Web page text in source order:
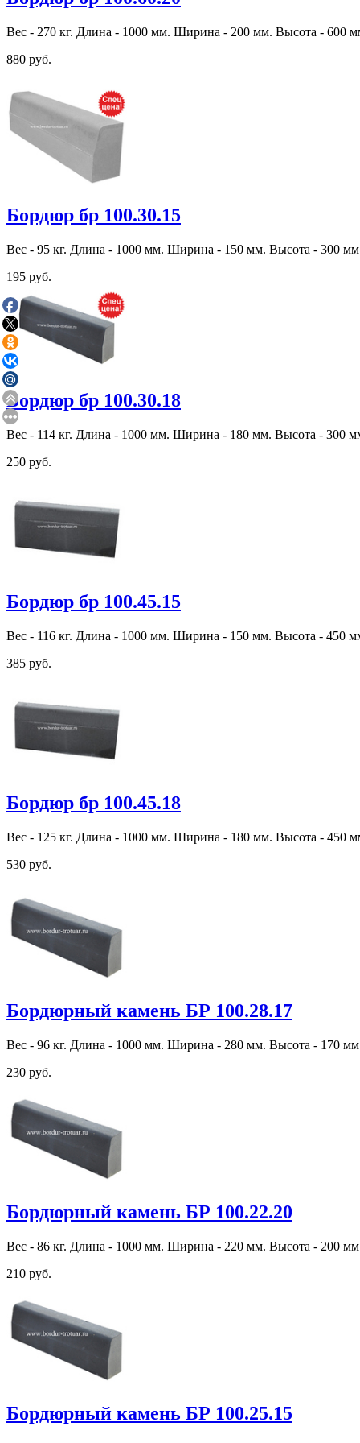
Вес - 270 кг. Длина - 1000 мм. Ширина - 200 мм. Высота - 600
880 руб.
Бордюр бр 100.30.15
Вес - 95 кг. Длина - 1000 мм. Ширина - 150 мм. Высота - 300
195 руб.
Бордюр бр 100.30.18
Вес - 114 кг. Длина - 1000 мм. Ширина - 180 мм. Высота - 300
250 руб.
Бордюр бр 100.45.15
Вес - 116 кг. Длина - 1000 мм. Ширина - 150 мм. Высота - 450
385 руб.
Бордюр бр 100.45.18
Вес - 125 кг. Длина - 1000 мм. Ширина - 180 мм. Высота - 450
530 руб.
Бордюрный камень БР 100.28.17
Вес - 96 кг. Длина - 1000 мм. Ширина - 280 мм. Высота - 170
230 руб.
Бордюрный камень БР 100.22.20
Вес - 86 кг. Длина - 1000 мм. Ширина - 220 мм. Высота - 200
210 руб.
Бордюрный камень БР 100.25.15